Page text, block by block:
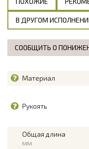
В ДРУГОМ
СООБЩИТЬ О
Материал
Рукоять
Общая длина
мм